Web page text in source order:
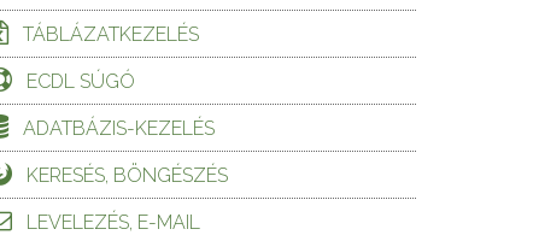
TÁBLÁZATKEZELÉS
ECDL SÚGÓ
ADATBÁZIS-KEZELÉS
KERESÉS, BÖNGÉSZÉS
LEVELEZÉS, E-MAIL